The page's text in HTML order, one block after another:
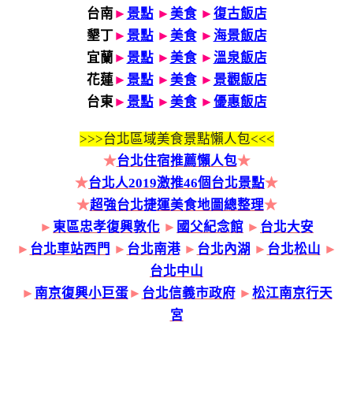
台南► 景點 ► 美食► 復古飯店
墾丁► 景點 ► 美食► 海景飯店
宜蘭 ► 景點 ► 美食► 溫泉飯店
花蓮► 景點 ► 美食► 景觀飯店
台東► 景點 ► 美食► 優惠飯店
>>>台北區域美食景點懶人包<<<
★台北住宿推薦懶人包★
★台北人2019激推46個台北景點★
★超強台北捷運美食地圖總整理★
► 東區忠孝復興敦化 ► 國父紀念館 ► 台北大安
► 台北車站西門 ► 台北南港 ► 台北內湖 ► 台北松山 ►
台北中山
► 南京復興小巨蛋► 台北信義市政府► 松江南京行天
宮